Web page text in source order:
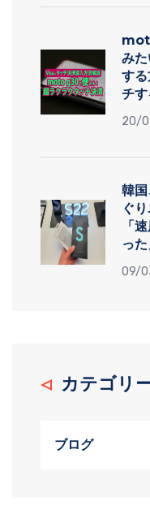
み
す
チす
20/
韓
ぐ
「
った
09/
カテゴリ
ブログ